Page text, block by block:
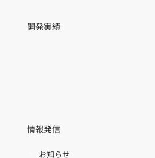
開発実績
情報発信
お知らせ